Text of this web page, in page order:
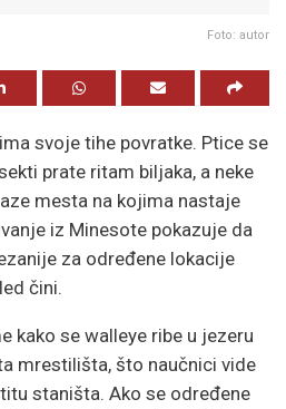
Foto: autor
svoje tihe povratke. Ptice se
prate ritam biljaka, a neke
mesta na kojima nastaje
iz Minesote pokazuje da
za određene lokacije
čini.
kako se walleye ribe u jezeru
mrestilišta, što naučnici vide
staništa. Ako se određene